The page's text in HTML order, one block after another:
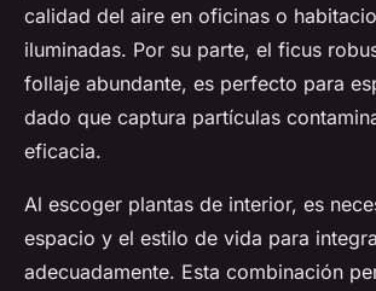
calidad del aire en oficinas o
iluminadas. Por su parte, el ficus
follaje abundante, es perfecto para
dado que captura partículas
eficacia.
Al escoger plantas de interior, es
espacio y el estilo de vida para
adecuadamente. Esta combinación